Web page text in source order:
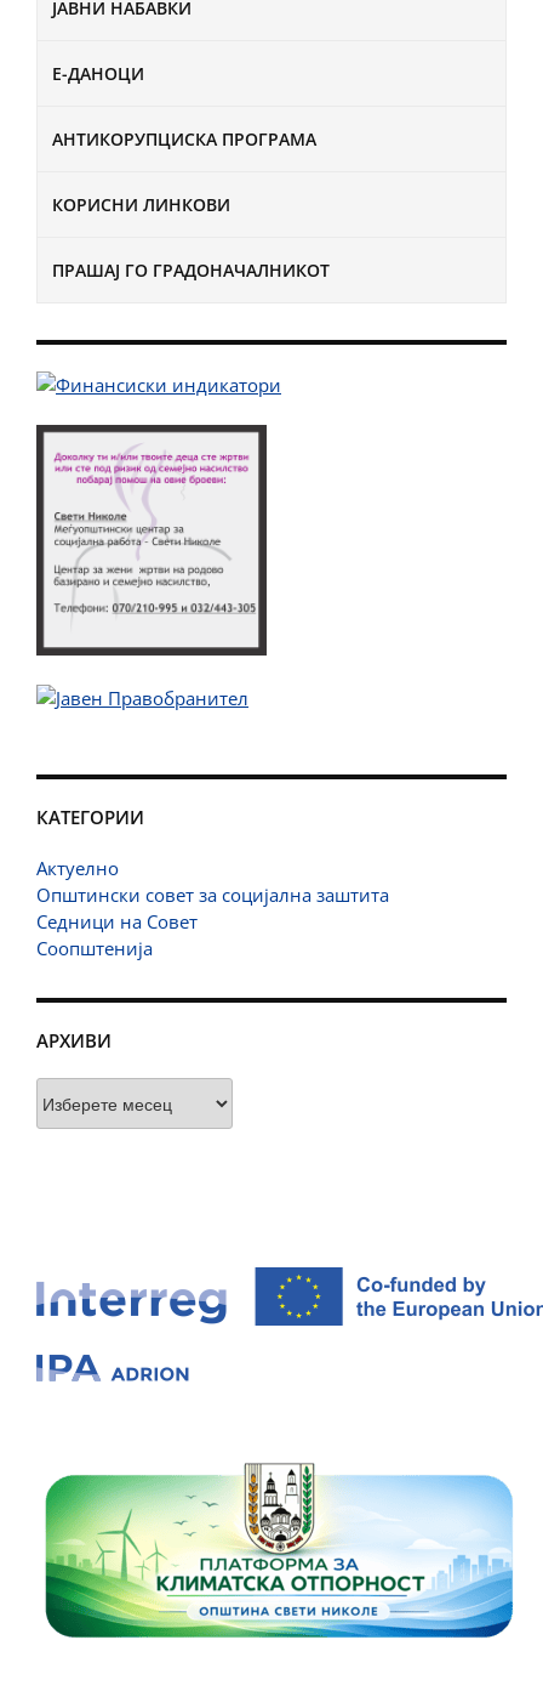
ЈАВНИ НАБАВКИ
Е-ДАНОЦИ
АНТИКОРУПЦИСКА ПРОГРАМА
КОРИСНИ ЛИНКОВИ
ПРАШАЈ ГО ГРАДОНАЧАЛНИКОТ
КАТЕГОРИИ
Актуелно
Општински совет за социјална заштита
Седници на Совет
Соопштенија
АРХИВИ